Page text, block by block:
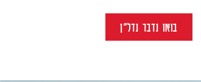
בואו נדבר נדל״ן